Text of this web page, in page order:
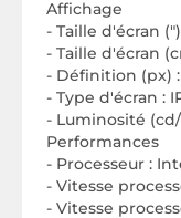
Affichage
- Taille d'écran (")
- Taille d'écran
- Définition (px) :
- Type d'écran :
- Luminosité (cd/
Performances
- Processeur :
- Vitesse
- Vitesse